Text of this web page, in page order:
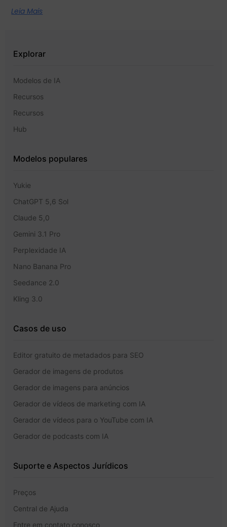
Leia Mais
Explorar
Modelos de IA
Recursos
Recursos
Hub
Modelos populares
Yukie
ChatGPT 5,6 Sol
Claude 5,0
Gemini 3.1 Pro
Perplexidade IA
Nano Banana Pro
Seedance 2.0
Kling 3.0
Casos de uso
Editor gratuito de metadados para SEO
Gerador de imagens de produtos
Gerador de imagens para anúncios
Gerador de vídeos de marketing com IA
Gerador de vídeos para o YouTube com IA
Gerador de podcasts com IA
Suporte e Aspectos Jurídicos
Preços
Central de Ajuda
Entre em contato conosco